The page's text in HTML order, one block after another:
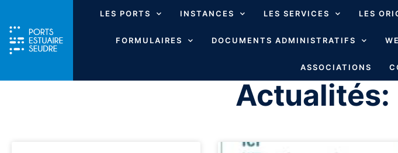
LES PORTS INSTANCES LES SERVICES LES
FORMULAIRES DOCUMENTS ADMINISTRATIFS
ASSOCIATIONS
Actualités: